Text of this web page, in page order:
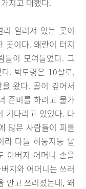
지고 대했다.
리 알려져 있는 곳이
곳이다. 왜란이 터지
들이 모여들었다. 그
. 박도령은 10살로,
왔다. 골이 깊어서
준비를 하려고 물가
기다리고 있었다. 다
많은 사람들이 피를
라 다들 허둥지둥 달
아버지 어머니 손을
지와 어머니는 쓰러
안고 쓰러졌는데, 왜